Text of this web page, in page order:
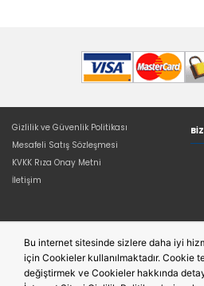
Gizlilik ve Güvenlik Politikası
Mesafeli Satış Sözleşmesi
KVKK Rıza Onay Metni
İletişim
Bu internet sitesinde sizlere daha iyi
için Cookieler kullanılmaktadır. Cookie
değiştirmek ve Cookieler hakkında